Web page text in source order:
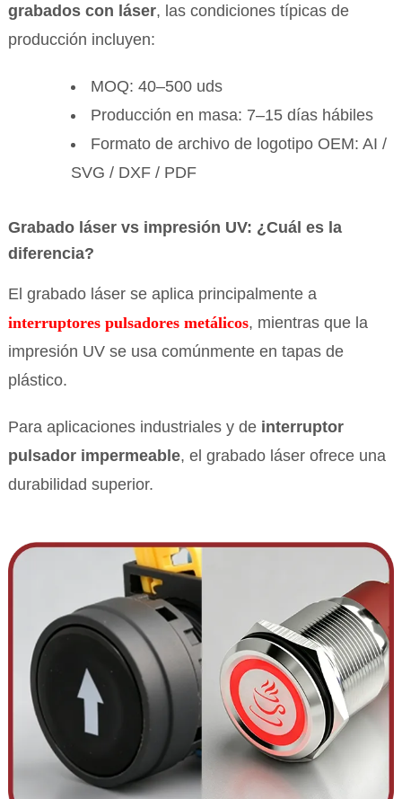
grabados con láser, las condiciones típicas de
producción incluyen:
MOQ: 40–500 uds
Producción en masa: 7–15 días hábiles
Formato de archivo de logotipo OEM: AI /
SVG / DXF / PDF
Grabado láser vs impresión UV: ¿Cuál es la
diferencia?
El grabado láser se aplica principalmente a
interruptores pulsadores metálicos, mientras que la
impresión UV se usa comúnmente en tapas de
plástico.
Para aplicaciones industriales y de interruptor
pulsador impermeable, el grabado láser ofrece una
durabilidad superior.